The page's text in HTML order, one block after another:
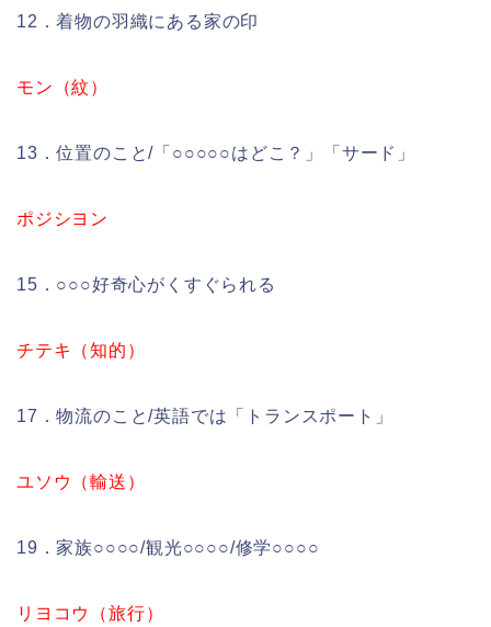
12．着物の羽織にある家の印
モン（紋）
13．位置のこと/「○○○○○はどこ？」「サード」
ポジシヨン
15．○○○好奇心がくすぐられる
チテキ（知的）
17．物流のこと/英語では「トランスポート」
ユソウ（輸送）
19．家族○○○○/観光○○○○/修学○○○○
リヨコウ（旅行）